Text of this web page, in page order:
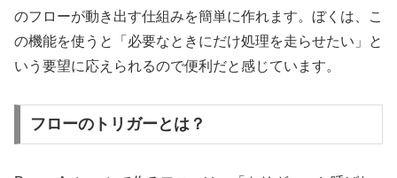
のフローが動き出す仕組みを簡単に作れます。ぼくは、こ
の機能を使うと「必要なときにだけ処理を走らせたい」と
いう要望に応えられるので便利だと感じています。
フローのトリガーとは？